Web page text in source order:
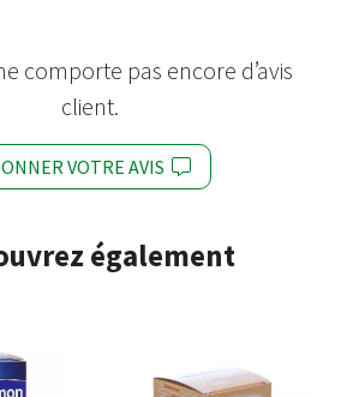
comporte pas encore d’avis
client.
VOTRE AVIS
également